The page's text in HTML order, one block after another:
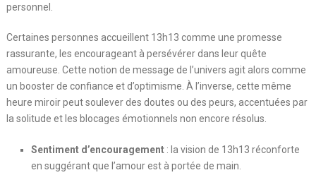
personnel.
Certaines personnes accueillent 13h13 comme une promesse
rassurante, les encourageant à persévérer dans leur quête
amoureuse. Cette notion de message de l’univers agit alors comme
un booster de confiance et d’optimisme. À l’inverse, cette même
heure miroir peut soulever des doutes ou des peurs, accentuées par
la solitude et les blocages émotionnels non encore résolus.
Sentiment d’encouragement: la vision de 13h13 réconforte
en suggérant que l’amour est à portée de main.